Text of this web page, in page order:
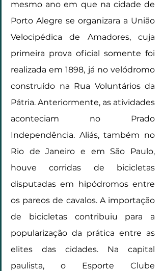
mesmo ano em que na cidade de
Porto Alegre se organizara a União
Velocipédica de Amadores, cuja
primeira prova oficial somente foi
realizada em 1898, já no velódromo
construído na Rua Voluntários da
Pátria. Anteriormente, as atividades
aconteciam no Prado
Independência. Aliás, também no
Rio de Janeiro e em São Paulo,
houve corridas de bicicletas
disputadas em hipódromos entre
os pareos de cavalos. A importação
de bicicletas contribuiu para a
popularização da prática entre as
elites das cidades. Na capital
paulista, o Esporte Clube